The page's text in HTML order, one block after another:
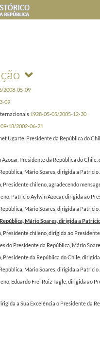
2008-05-09
09
1928-05-05/2005-12-30
18/2002-06-21
Ugarte, Presidente da República do
Presidente da República do
Mário Soares, dirigida a
chileno, agradecendo
Patricio Aylwin Azocar, dirigida ao
Mário Soares, dirigida a
Mário Soares, dirigida a
chileno, dirigida ao
do Presidente da República, Mário
da República do Chile,
Mário Soares, dirigida a
Eduardo Frei Ruiz-Tagle, dirigida ao
a Sua Excelência o Presidente da